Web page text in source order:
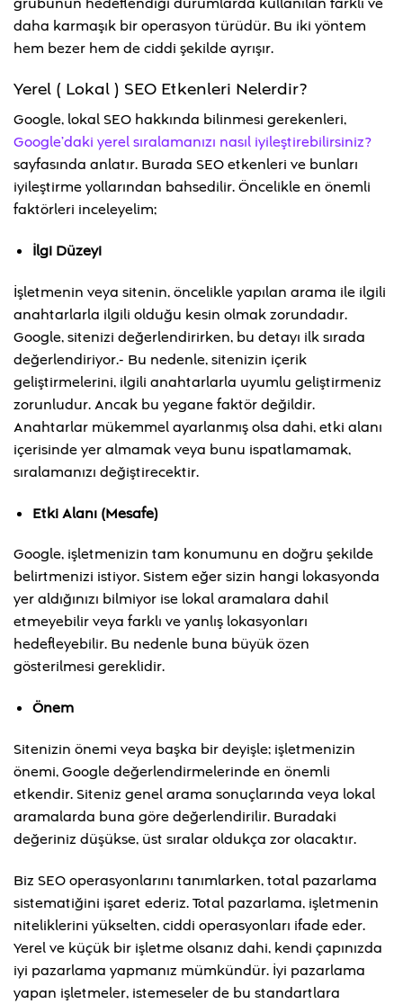
daha karmaşık bir operasyon türüdür. Bu iki yöntem
hem bezer hem de ciddi şekilde ayrışır.
Yerel ( Lokal ) SEO Etkenleri Nelerdir?
Google, lokal SEO hakkında bilinmesi gerekenleri,
Google’daki yerel sıralamanızı nasıl iyileştirebilirsiniz?
sayfasında anlatır. Burada SEO etkenleri ve bunları
iyileştirme yollarından bahsedilir. Öncelikle en önemli
faktörleri inceleyelim;
İlgi Düzeyi
İşletmenin veya sitenin, öncelikle yapılan arama ile ilgili
anahtarlarla ilgili olduğu kesin olmak zorundadır.
Google, sitenizi değerlendirirken, bu detayı ilk sırada
değerlendiriyor.- Bu nedenle, sitenizin içerik
geliştirmelerini, ilgili anahtarlarla uyumlu geliştirmeniz
zorunludur. Ancak bu yegane faktör değildir.
Anahtarlar mükemmel ayarlanmış olsa dahi, etki alanı
içerisinde yer almamak veya bunu ispatlamamak,
sıralamanızı değiştirecektir.
Etki Alanı (Mesafe)
Google, işletmenizin tam konumunu en doğru şekilde
belirtmenizi istiyor. Sistem eğer sizin hangi lokasyonda
yer aldığınızı bilmiyor ise lokal aramalara dahil
etmeyebilir veya farklı ve yanlış lokasyonları
hedefleyebilir. Bu nedenle buna büyük özen
gösterilmesi gereklidir.
Önem
Sitenizin önemi veya başka bir deyişle; işletmenizin
önemi, Google değerlendirmelerinde en önemli
etkendir. Siteniz genel arama sonuçlarında veya lokal
aramalarda buna göre değerlendirilir. Buradaki
değeriniz düşükse, üst sıralar oldukça zor olacaktır.
Biz SEO operasyonlarını tanımlarken, total pazarlama
sistematiğini işaret ederiz. Total pazarlama, işletmenin
niteliklerini yükselten, ciddi operasyonları ifade eder.
Yerel ve küçük bir işletme olsanız dahi, kendi çapınızda
iyi pazarlama yapmanız mümkündür. İyi pazarlama
yapan işletmeler, istemeseler de bu standartlara